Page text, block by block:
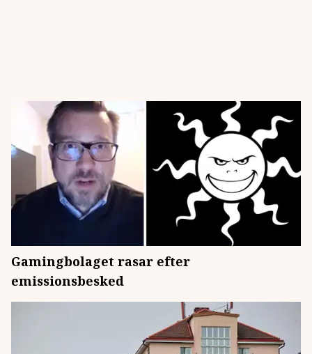
Gamingbolaget rasar efter
emissionsbesked